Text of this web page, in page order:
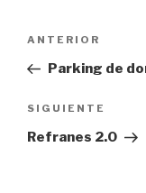
entradas
Entrada
anterior:
ANTERIOR
Parking de
Siguiente
entrada
SIGUIENTE
Refranes 2.0